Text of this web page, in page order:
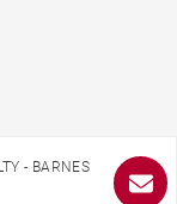
- BARNES